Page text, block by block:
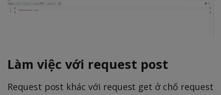
Làm việc với request post
Request post khác với request get ở chố request